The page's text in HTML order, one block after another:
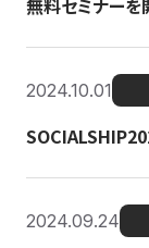
無料セミナーを
2024.10.01
2024.09.24